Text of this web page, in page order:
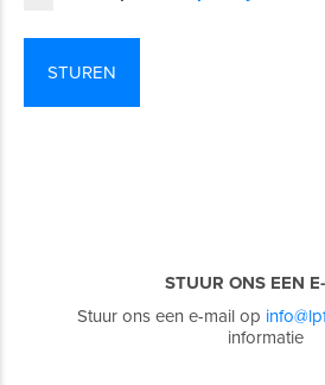
STUUR ONS EEN
Stuur ons een e-mail op
informatie